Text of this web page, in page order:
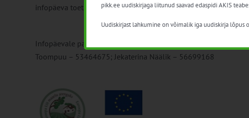
infopäeva toetab EL.
Infopäevale palun registreerida e-mailile:
Toompuu – 53464675; Jekaterina Näälik – 56699168
pikk.ee uudiskirjaga liitunud saavad edaspidi AKIS
Uudiskirjast lahkumine on võimalik iga uudiskirja lõpus